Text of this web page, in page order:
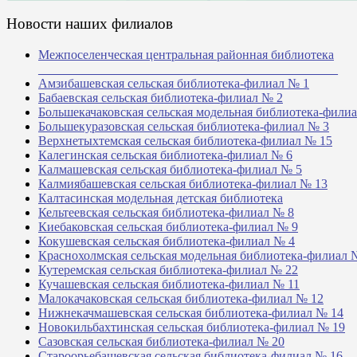
Новости наших филиалов
Межпоселенческая центральная районная библиотека
Амзибашевская сельская библиотека-филиал № 1
Бабаевская сельская библиотека-филиал № 2
Большекачаковская сельская модельная библиотека-
Большекуразовская сельская библиотека-филиал № 3
Верхнетыхтемская сельская библиотека-филиал № 15
Калегинская сельская библиотека-филиал № 6
Калмашевская сельская библиотека-филиал № 5
Калмиябашевская сельская библиотека-филиал № 13
Калтасинская модельная детская библиотека
Кельтеевская сельская библиотека-филиал № 8
Киебаковская сельская библиотека-филиал № 9
Кокушевская сельская библиотека-филиал № 4
Краснохолмская сельская модельная библиотека-филиал
Кутеремская сельская библиотека-филиал № 22
Кучашевская сельская библиотека-филиал № 11
Малокачаковская сельская библиотека-филиал № 12
Нижнекачмашевская сельская библиотека-филиал № 14
Новокильбахтинская сельская библиотека-филиал № 19
Сазовская сельская библиотека-филиал № 20